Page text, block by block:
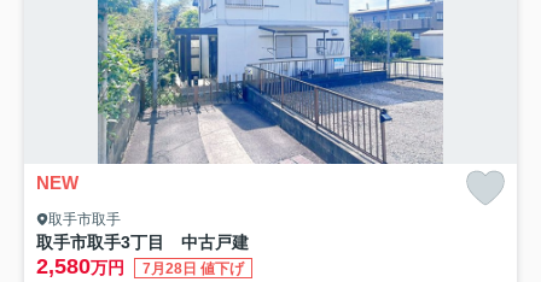
NEW
取手市取手
取手市取手3丁目 中古戸建
2,580万円 7月28日 値下げ